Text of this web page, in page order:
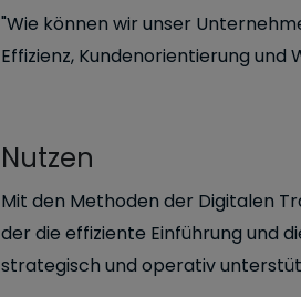
"Wie können wir unser
Effizienz, Kundenorientierung
Nutzen
Mit den Methoden der Digitalen
der die effiziente Einführung und
strategisch und operativ